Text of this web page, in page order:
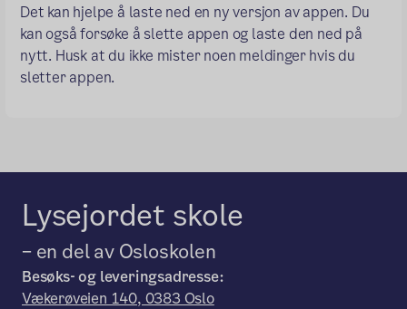
Det kan hjelpe å laste ned en ny versjon av appen. Du
kan også forsøke å slette appen og laste den ned på
nytt. Husk at du ikke mister noen meldinger hvis du
sletter appen.
Lysejordet skole
– en del av Osloskolen
Besøks- og leveringsadresse:
Vækerøveien 140, 0383 Oslo